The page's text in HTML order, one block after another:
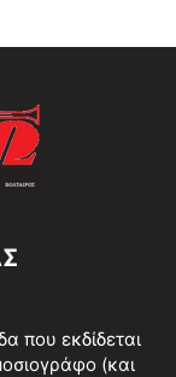
που εκδίδεται
(και